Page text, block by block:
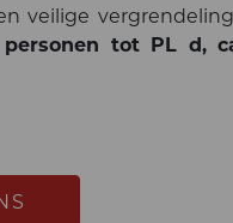
veilige
tot PL d,